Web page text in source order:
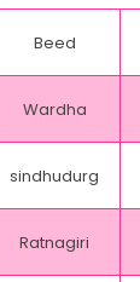
Beed
Wardha
sindhudurg
Ratnagiri